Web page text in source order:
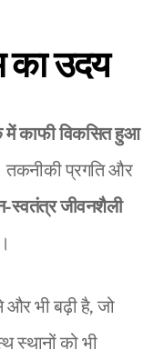
का उदय
काफी विकसित हुआ
प्रगति और
स्वतंत्र जीवनशैली
भी बढ़ी है, जो
स्थानों को भी